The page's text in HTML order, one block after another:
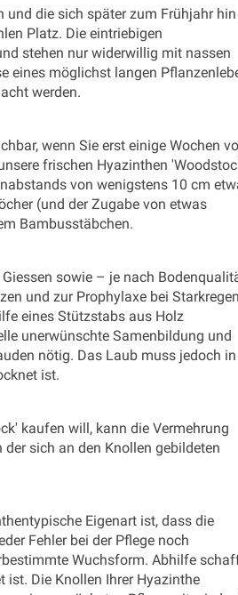
und die sich später zum Frühjahr hin
Platz. Die eintriebigen
stehen nur widerwillig mit nassen
eines möglichst langen
werden.
wenn Sie erst einige Wochen
frischen Hyazinthen
von wenigstens 10 cm
(und der Zugabe von etwas
Bambusstäbchen.
sowie – je nach
und zur Prophylaxe bei Starkregen
eines Stützstabs aus Holz
unerwünschte Samenbildung und
nötig. Das Laub muss jedoch in
ist.
kaufen will, kann die Vermehrung
sich an den Knollen gebildeten
Eigenart ist, dass die
Fehler bei der Pflege noch
Wuchsform. Abhilfe
ist. Die Knollen Ihrer Hyazinthe